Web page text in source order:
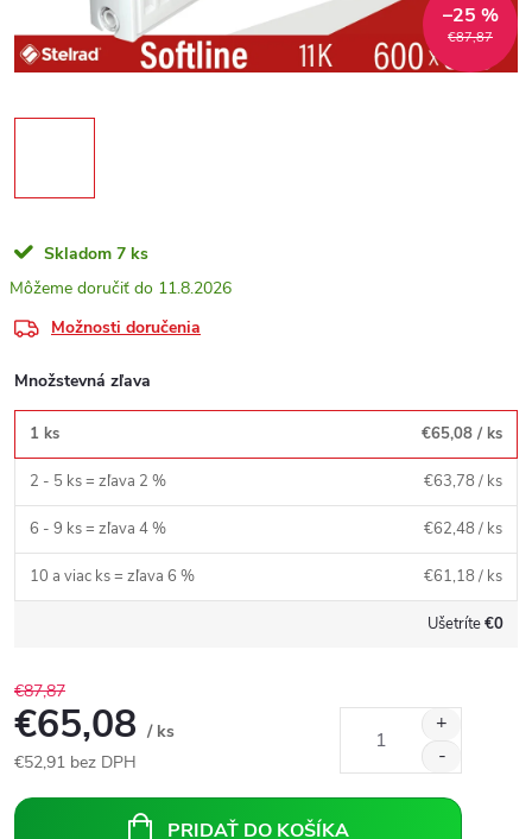
€87,87
–25 %
Skladom 7 ks
11.8.2026
Možnosti doručenia
Množstevná zľava
1 ks €65,08 / ks
2 - 5 ks = zľava 2 % €63,78 / ks
6 - 9 ks = zľava 4 % €62,48 / ks
10 a viac ks = zľava 6 % €61,18 / ks
Ušetríte€0
€87,87
€65,08 / ks
€52,91 bez DPH
cena:
PRIDAŤ DO KOŠÍKA